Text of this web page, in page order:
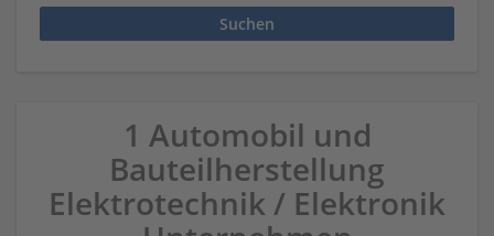
1 Automobil und
Bauteilherstellung
Elektrotechnik / Elektronik